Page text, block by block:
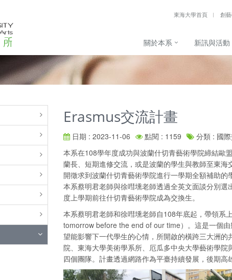
東海大學首頁 創
關於本系 新訊與活動
Erasmus交流計畫
日期 : 2023-11-06 點閱 : 1159 分類 : 國際
本系在108學年度成功與波蘭什切青藝術學院締結歐
蘭長、短期進修交流，或是波蘭的學生與教師至東
開徵求到波蘭什切青藝術學院進行一學期全額補助的
本系蔡明君老師與徐嘒壎老師透過全英文面談分別
度上學期前往什切青藝術學院成為交換生。
本系蔡明君老師和徐嘒壎老師自108年底起，帶領系
tomorrow before the end of our time）。這是一個
望能影響下一代學生的心情，所開啟的橫跨三大洲
院、東海大學美術學系所、厄瓜多中央大學藝術學
四個團隊。計畫透過網路作為平臺持續發展，後期高